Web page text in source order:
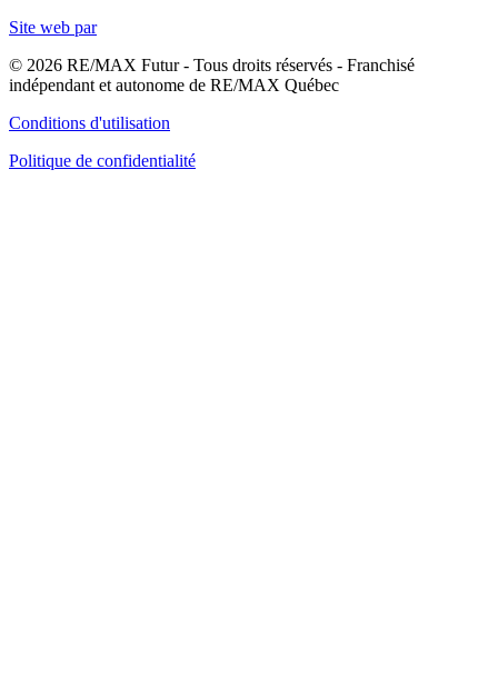
Site web par
© 2026 RE/MAX Futur - Tous droits réservés - Franchisé
indépendant et autonome de RE/MAX Québec
Conditions d'utilisation
Politique de confidentialité